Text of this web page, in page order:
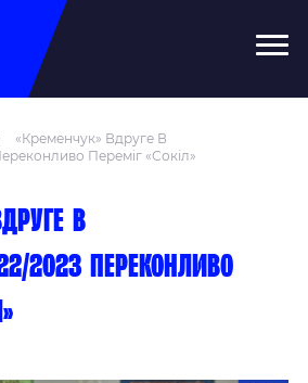
«Кременчук» Вдруге В
Переміг «Сокіл»
в
2023 переконливо